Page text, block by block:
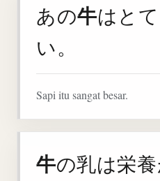
あの牛はと
い。
Sapi itu sangat besar.
牛の乳は栄